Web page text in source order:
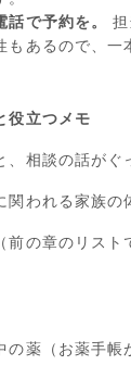
で予約を。
担
もあるので、一
役立つメモ
相談の話がぐ
関われる家族の
前の章のリスト
の薬（お薬手帳